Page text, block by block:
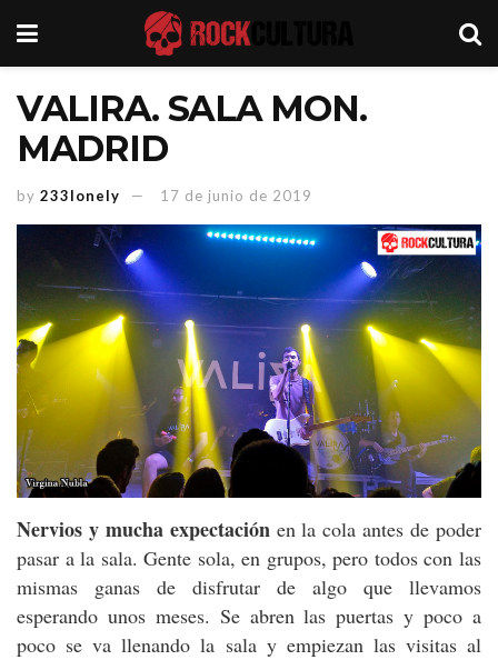
VALIRA. SALA MON.
MADRID
by 233lonely 17 de junio de 2019
Nervios y mucha expectaciónen la cola antes de poder
pasar a la sala. Gente sola, en grupos, pero todos con las
mismas ganas de disfrutar de algo que llevamos
esperando unos meses. Se abren las puertas y poco a
poco se va llenando la sala y empiezan las visitas al